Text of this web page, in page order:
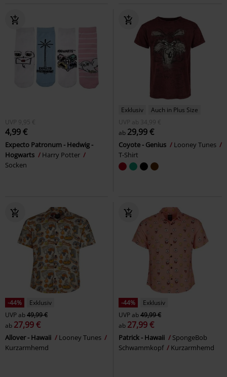
UVP 9,95 €
4,99 €
Expecto Patronum - Hedwig -
Hogwarts
Harry Potter
Socken
Exklusiv
Auch in Plus Size
UVP
ab
34,99 €
ab 29,99 €
Coyote - Genius
Looney Tunes
T-Shirt
-44%
Exklusiv
UVPab49,99 €
ab 27,99 €
Allover - Hawaii
Looney Tunes
Kurzarmhemd
-44%
Exklusiv
UVPab49,99 €
ab 27,99 €
Patrick - Hawaii
SpongeBob
Schwammkopf
Kurzarmhemd